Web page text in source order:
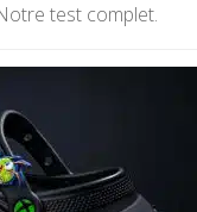
test complet.